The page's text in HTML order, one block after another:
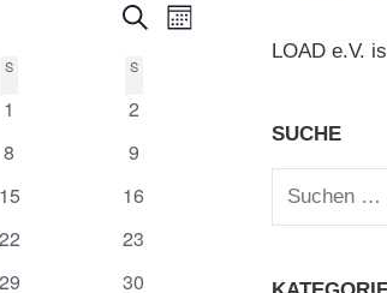
Suche
und
Ansichten,
Navigation
SucheVeranstaltung
Ansichten-
Monat
S SSONNTAG
0
1
0
2
0
8
0
9
0
15
0
16
0
22
0
23
0
29
0
30
LOAD e.V.
SUCHE
Suchen